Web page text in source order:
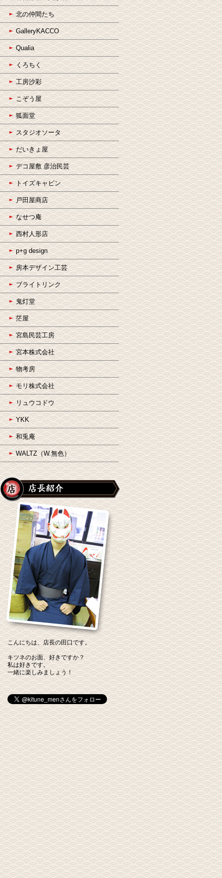
北の仲間たち
GalleryKACCO
Qualia
くろちく
工房沙彩
こぞう屋
狐面堂
スタジオソータ
だいきょ屋
デコ屋敷 彦治民芸
トイズキャビン
戸田屋商店
なせつ庵
西村人形店
p+g design
房本デザイン工芸
ブライトリンク
鬼灯堂
茫屋
宮島民芸工房
宮本株式会社
物考房
モリ株式会社
リュウコドウ
YKK
和兎庵
WALTZ（W.無色）
こんにちは、店長の田口です。
キツネのお面、好きですか？
私は好きです。
一緒に楽しみましょう！